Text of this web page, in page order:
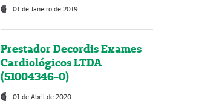
01 de Janeiro de 2019
Prestador Decordis Exames
Cardiológicos LTDA
(51004346-0)
01 de Abril de 2020